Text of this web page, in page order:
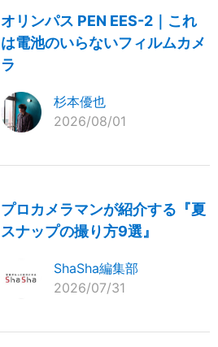
オリンパス PEN EES-2｜これ
は電池のいらないフィルムカメ
ラ
杉本優也
2026/08/01
プロカメラマンが紹介する『夏
スナップの撮り方9選』
ShaSha編集部
2026/07/31